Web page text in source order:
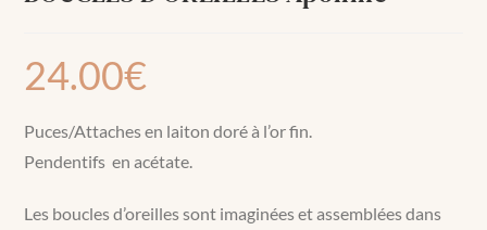
24.00€
Puces/Attaches en laiton doré à l’or fin.
Pendentifs en acétate.
Les boucles d’oreilles sont imaginées et assemblées dans